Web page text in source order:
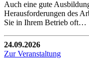
Auch eine gute
Herausforderungen des
Sie in Ihrem Betrieb oft…
24.09.2026
Zur Veranstaltung